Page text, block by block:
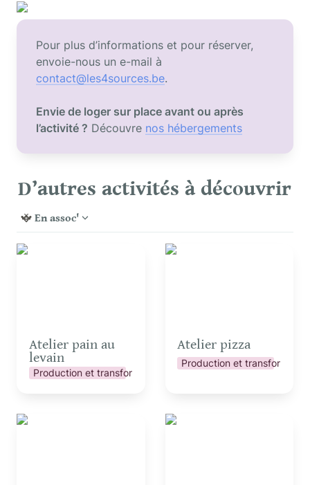
Pour plus d’informations et pour réserver,
contact@les4sources.be
Envie de loger sur place avant ou après
l’activité ? Découvre nos hébergements
D’autres activités à découvrir
En assoc'
Atelier pain au levain
Atelier pain au
levain
Production et transformation
Atelier pizza
Atelier pizza
Production et
Ateliers cuisine (sucré
Bain d’ânes